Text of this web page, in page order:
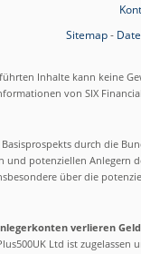
Sitemap-
Inhalte kann keine
von SIX
durch die
und potenziellen Anlegern
über die
verlieren
Ltd ist zugelassen